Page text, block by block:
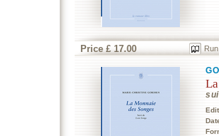
Price £ 17.00